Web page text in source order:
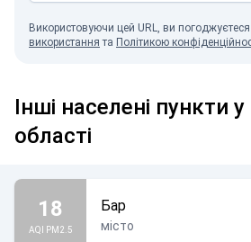
Використовуючи цей URL, ви
використання та Політикою
Інші населені пункти
області
18
AQI PM2.5
Бар
місто